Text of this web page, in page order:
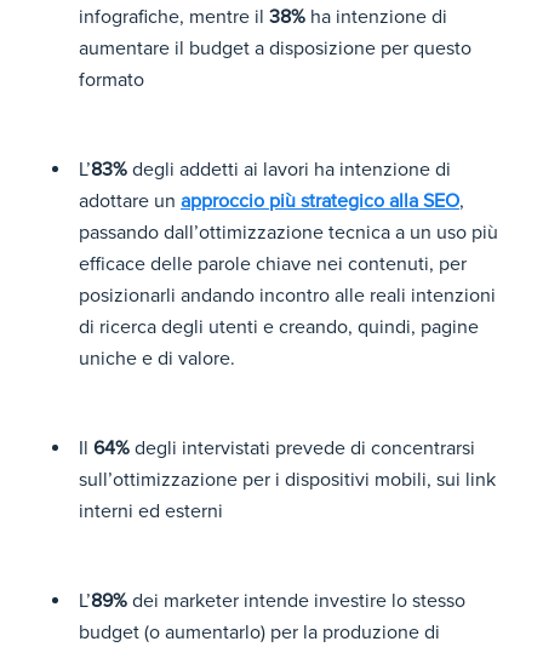
infografiche, mentre il 38% ha intenzione di
aumentare il budget a disposizione per questo
formato
L’83% degli addetti ai lavori ha intenzione di
adottare un approccio più strategico alla SEO,
passando dall’ottimizzazione tecnica a un uso più
efficace delle parole chiave nei contenuti, per
posizionarli andando incontro alle reali intenzioni
di ricerca degli utenti e creando, quindi, pagine
uniche e di valore.
Il 64% degli intervistati prevede di concentrarsi
sull’ottimizzazione per i dispositivi mobili, sui link
interni ed esterni
L’89% dei marketer intende investire lo stesso
budget (o aumentarlo) per la produzione di